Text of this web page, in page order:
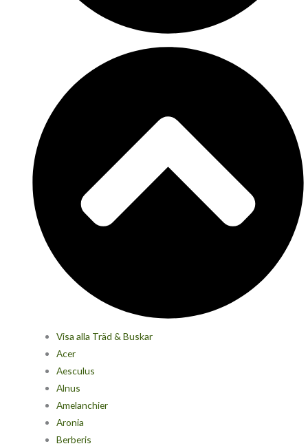
Visa alla Träd & Buskar
Acer
Aesculus
Alnus
Amelanchier
Aronia
Berberis